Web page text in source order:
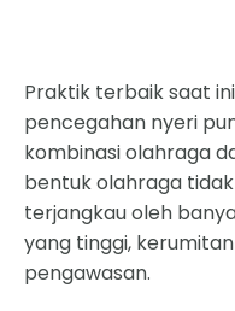
Praktik terbaik saat
pencegahan nyeri
kombinasi olahraga
bentuk olahraga
terjangkau oleh
yang tinggi,
pengawasan.